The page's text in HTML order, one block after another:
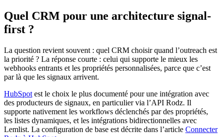
Quel CRM pour une architecture signal-
first ?
La question revient souvent : quel CRM choisir quand l’outreach est
la priorité ? La réponse courte : celui qui supporte le mieux les
webhooks entrants et les propriétés personnalisées, parce que c’est
par là que les signaux arrivent.
HubSpot est le choix le plus documenté pour une intégration avec
des producteurs de signaux, en particulier via l’API Rodz. Il
supporte nativement les workflows déclenchés par des propriétés,
les listes dynamiques, et les intégrations bidirectionnelles avec
Lemlist. La configuration de base est décrite dans l’article Connecter